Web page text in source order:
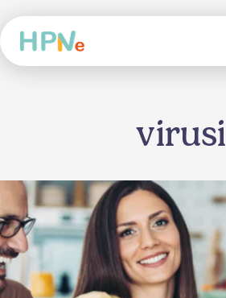
virusi